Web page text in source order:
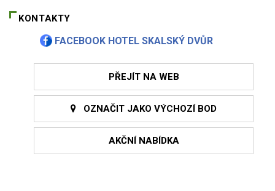
KONTAKTY
FACEBOOK HOTEL SKALSKÝ DVŮR
PŘEJÍT NA WEB
OZNAČIT JAKO VÝCHOZÍ BOD
AKČNÍ NABÍDKA